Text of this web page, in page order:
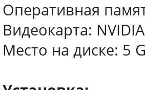
Оперативная
Видеокарта:
Место на диске: 5